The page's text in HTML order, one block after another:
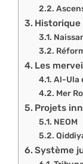
Historique
Les
Al-Ula
Mer
Projets
NEOM
Système